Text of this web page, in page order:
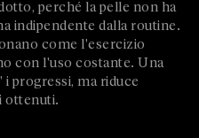
perché la pelle non ha
indipendente dalla routine.
come l'esercizio
con l'uso costante. Una
i progressi, ma riduce
ottenuti.